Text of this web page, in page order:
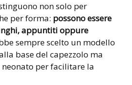
non solo per
per forma: possono essere
appuntiti oppure
sempre scelto un modello
base del capezzolo ma
per facilitare la